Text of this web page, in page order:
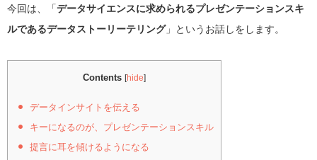
今回は、「データサイエンスに求められるプレゼンテーションスキ
ルであるデータストーリーテリング」というお話しをします。
Contents [hide]
データインサイトを伝える
キーになるのが、プレゼンテーションスキル
提言に耳を傾けるようになる